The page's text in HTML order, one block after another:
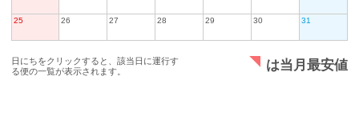
25 26 27 28 29 30 31
日にちをクリックすると、該当日に運行す
る便の一覧が表示されます。
は当月最安値